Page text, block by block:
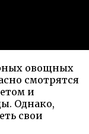
овощных
смотрятся
и
Однако,
свои